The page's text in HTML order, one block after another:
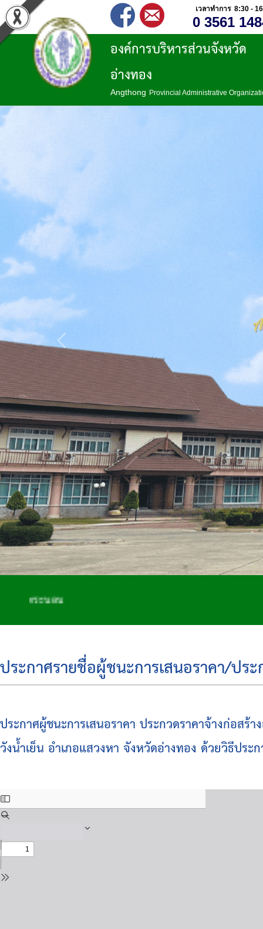
เวลาทำการ 8:30 -
0 3561
องค์การบริหารส่วนจังหวัด
อ่างทอง
Angthong Provincial Administrative
Previous
ประกาศรายชื่อผู้ชนะการเสนอราคา/ปร
ประกาศผู้ชนะการเสนอราคา ประกวดราคาจ้างก่อ
วังน้ำเย็น อำเภอแสวงหา จังหวัดอ่างทอง ด้วยวิธีปร